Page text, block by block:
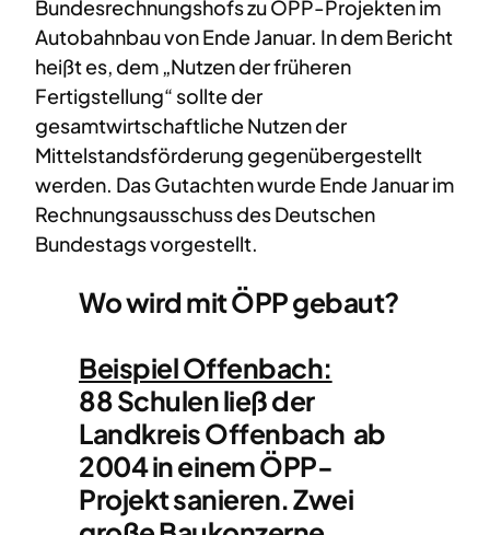
Bundesrechnungshofs zu ÖPP-Projekten im
Autobahnbau von Ende Januar. In dem Bericht
heißt es, dem „Nutzen der früheren
Fertigstellung“ sollte der
gesamtwirtschaftliche Nutzen der
Mittelstandsförderung gegenübergestellt
werden. Das Gutachten wurde Ende Januar im
Rechnungsausschuss des Deutschen
Bundestags vorgestellt.
Wo wird mit ÖPP gebaut?
Beispiel Offenbach:
88 Schulen ließ der
Landkreis Offenbach ab
2004 in einem ÖPP-
Projekt sanieren. Zwei